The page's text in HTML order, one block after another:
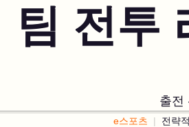
팀 전투
출전
e스포츠 전략